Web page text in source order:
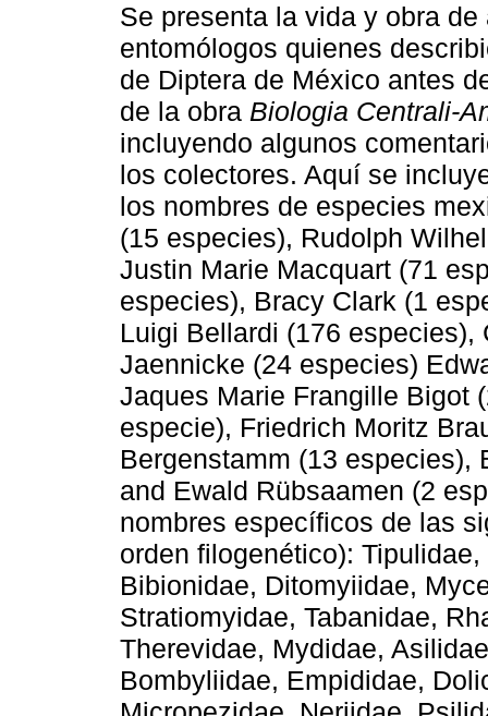
Se presenta la vida y obra de
entomólogos quienes
de Diptera de México antes
de la obra Biologia Centrali-
incluyendo algunos
los colectores. Aquí se
los nombres de especies
(15 especies), Rudolph
Justin Marie Macquart (71
especies), Bracy Clark (1
Luigi Bellardi (176 especies),
Jaennicke (24 especies)
Jaques Marie Frangille Bigot
especie), Friedrich Moritz
Bergenstamm (13 especies),
and Ewald Rübsaamen (2
nombres específicos de las
orden filogenético):
Bibionidae, Ditomyiidae,
Stratiomyidae, Tabanidae,
Therevidae, Mydidae,
Bombyliidae, Empididae,